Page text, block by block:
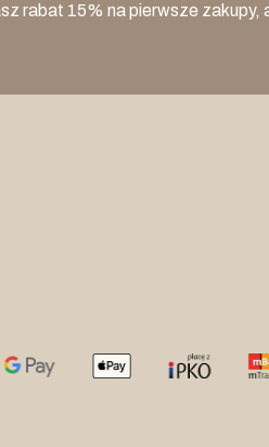
rabat 15% na pierwsze zakupy,